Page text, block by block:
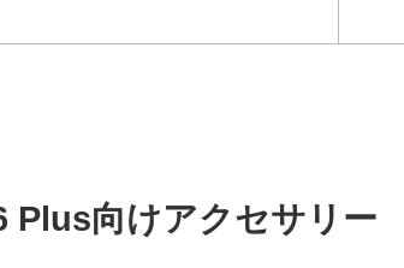
Plus向けアクセサリー